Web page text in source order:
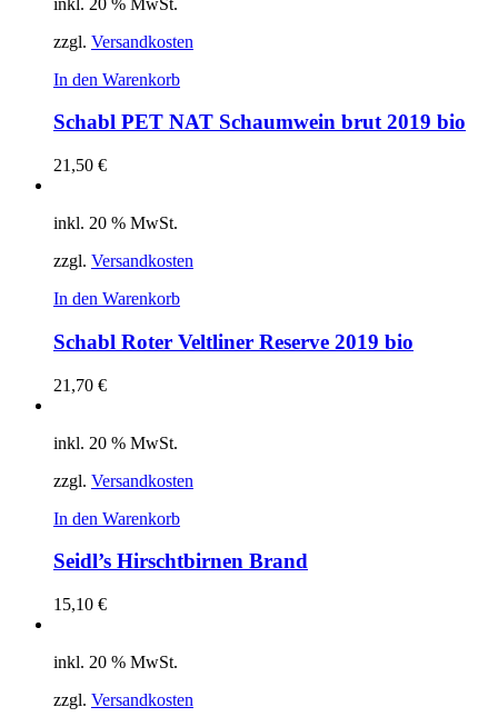
zzgl. Versandkosten
In den Warenkorb
Schabl PET NAT Schaumwein brut 2019 bio
21,50 €
inkl. 20 % MwSt.
zzgl. Versandkosten
In den Warenkorb
Schabl Roter Veltliner Reserve 2019 bio
21,70 €
inkl. 20 % MwSt.
zzgl. Versandkosten
In den Warenkorb
Seidl’s Hirschtbirnen Brand
15,10 €
inkl. 20 % MwSt.
zzgl. Versandkosten